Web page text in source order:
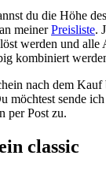
du die Höhe
meinerPreisliste.
werden und alle
kombiniert
nach dem Kauf
möchtest sende
per Post zu.
classic